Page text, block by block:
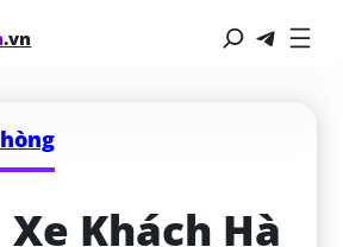
.vn
Xe Khách Hà